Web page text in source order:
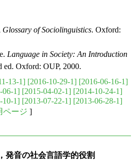
Glossary of Sociolinguistics. Oxford:
Language in Society: An Introduction
ed. Oxford: OUP, 2000.
13-1] [2016-10-29-1] [2016-06-16-1]
06-1] [2015-04-02-1] [2014-10-24-1]
10-1] [2013-07-22-1] [2013-06-28-1]
ページ ]
発音の社会言語学的役割